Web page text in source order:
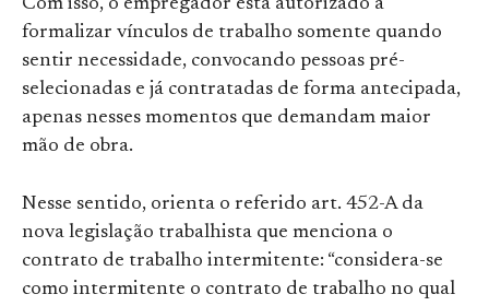
formalizar vínculos de trabalho somente quando
sentir necessidade, convocando pessoas pré-
selecionadas e já contratadas de forma antecipada,
apenas nesses momentos que demandam maior
mão de obra.
Nesse sentido, orienta o referido art. 452-A da
nova legislação trabalhista que menciona o
contrato de trabalho intermitente: “considera-se
como intermitente o contrato de trabalho no qual